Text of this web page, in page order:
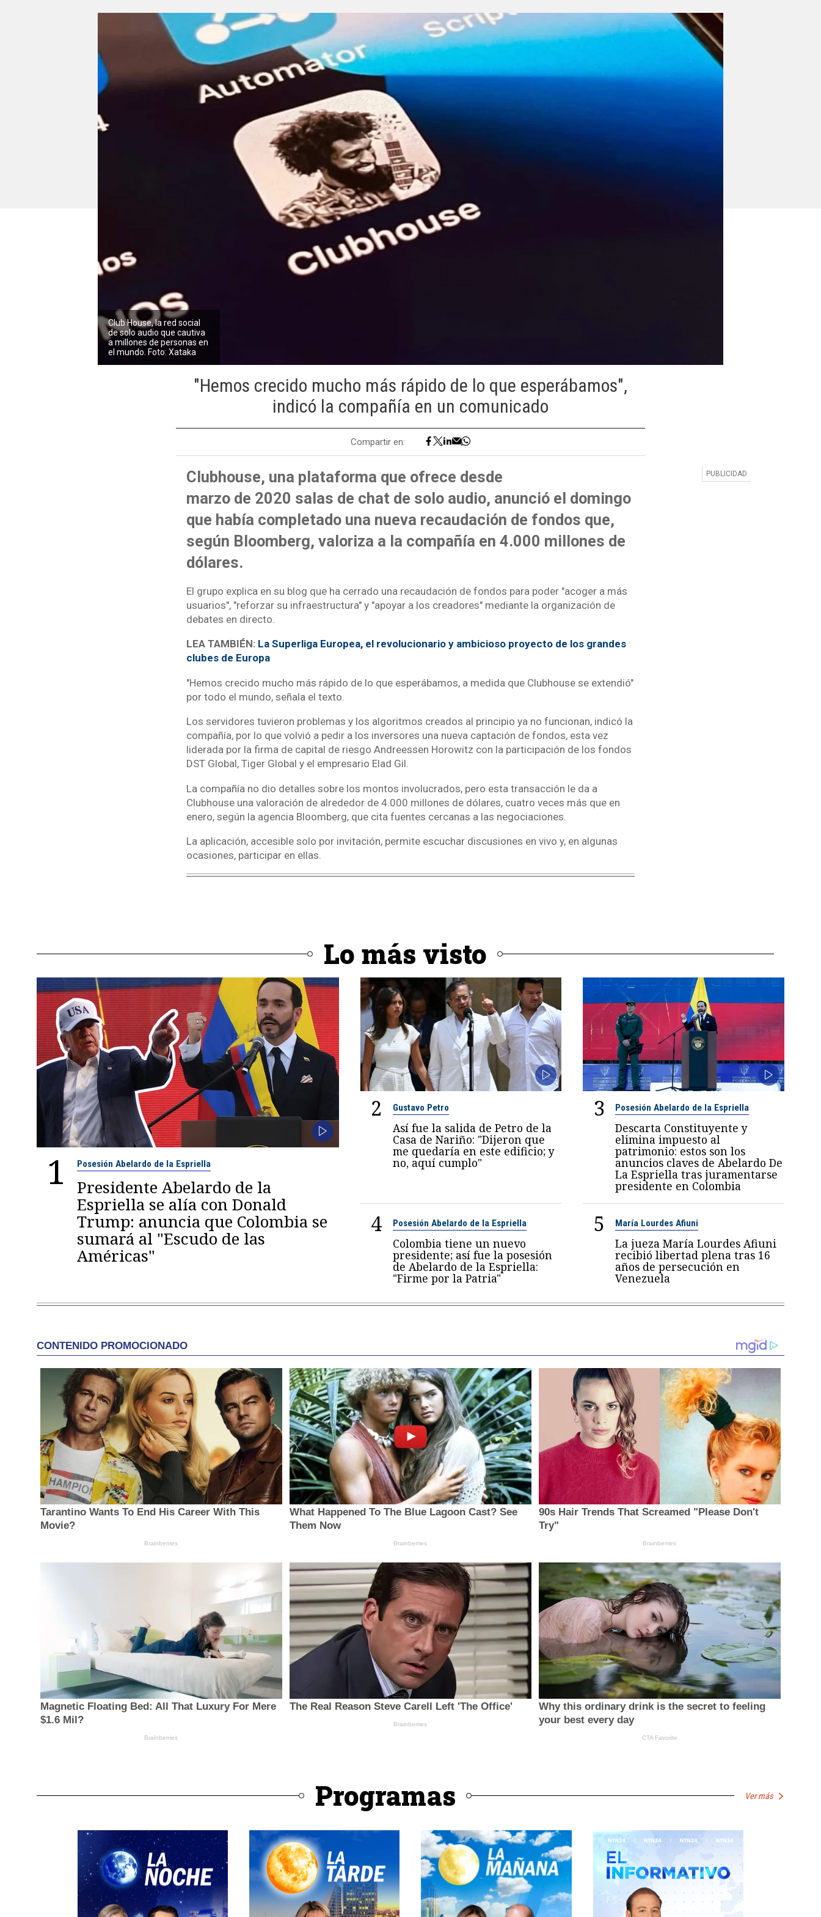
Club House, la red social
de solo audio que cautiva
a millones de personas en
el mundo. Foto: Xataka
"Hemos crecido mucho más rápido de lo que esperábamos",
indicó la compañía en un comunicado
Compartir en:
Clubhouse, una plataforma que ofrece desde
marzo de 2020 salas de chat de solo audio, anunció el domingo
que había completado una nueva recaudación de fondos que,
según Bloomberg, valoriza a la compañía en 4.000 millones de
dólares.
El grupo explica en su blog que ha cerrado una recaudación de fondos para poder "acoger a más
usuarios", "reforzar su infraestructura" y "apoyar a los creadores" mediante la organización de
debates en directo.
LEA TAMBIÉN: La Superliga Europea, el revolucionario y ambicioso proyecto de los grandes
clubes de Europa
"Hemos crecido mucho más rápido de lo que esperábamos, a medida que Clubhouse se extendió"
por todo el mundo, señala el texto.
Los servidores tuvieron problemas y los algoritmos creados al principio ya no funcionan, indicó la
compañía, por lo que volvió a pedir a los inversores una nueva captación de fondos, esta vez
liderada por la firma de capital de riesgo Andreessen Horowitz con la participación de los fondos
DST Global, Tiger Global y el empresario Elad Gil.
La compañía no dio detalles sobre los montos involucrados, pero esta transacción le da a
Clubhouse una valoración de alrededor de 4.000 millones de dólares, cuatro veces más que en
enero, según la agencia Bloomberg, que cita fuentes cercanas a las negociaciones.
La aplicación, accesible solo por invitación, permite escuchar discusiones en vivo y, en algunas
ocasiones, participar en ellas.
Lo más visto
1 Posesión Abelardo de la Espriella
Presidente Abelardo de la
Espriella se alía con Donald
Trump: anuncia que Colombia se
sumará al "Escudo de las
Américas"
2 Gustavo Petro
Así fue la salida de Petro de la
Casa de Nariño: "Dijeron que
me quedaría en este edificio; y
no, aquí cumplo"
3 Posesión Abelardo de la Espriella
Descarta Constituyente y
elimina impuesto al
patrimonio: estos son los
anuncios claves de Abelardo De
La Espriella tras juramentarse
presidente en Colombia
4 Posesión Abelardo de la Espriella
Colombia tiene un nuevo
presidente; así fue la posesión
de Abelardo de la Espriella:
"Firme por la Patria"
5 María Lourdes Afiuni
La jueza María Lourdes Afiuni
recibió libertad plena tras 16
años de persecución en
Venezuela
Programas Ver más